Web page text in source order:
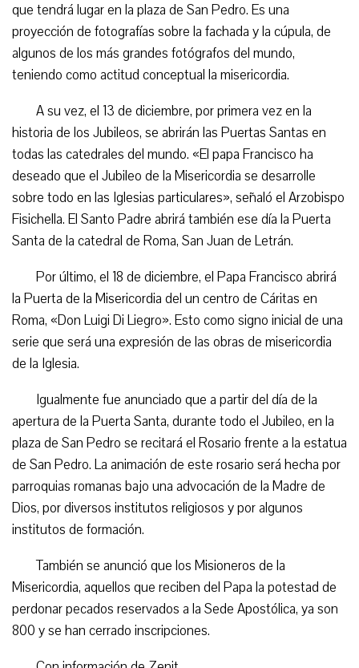
que tendrá lugar en la plaza de San Pedro. Es una
proyección de fotografías sobre la fachada y la cúpula, de
algunos de los más grandes fotógrafos del mundo,
teniendo como actitud conceptual la misericordia.
A su vez, el 13 de diciembre, por primera vez en la
historia de los Jubileos, se abrirán las Puertas Santas en
todas las catedrales del mundo. «El papa Francisco ha
deseado que el Jubileo de la Misericordia se desarrolle
sobre todo en las Iglesias particulares», señaló el Arzobispo
Fisichella. El Santo Padre abrirá también ese día la Puerta
Santa de la catedral de Roma, San Juan de Letrán.
Por último, el 18 de diciembre, el Papa Francisco abrirá
la Puerta de la Misericordia del un centro de Cáritas en
Roma, «Don Luigi Di Liegro». Esto como signo inicial de una
serie que será una expresión de las obras de misericordia
de la Iglesia.
Igualmente fue anunciado que a partir del día de la
apertura de la Puerta Santa, durante todo el Jubileo, en la
plaza de San Pedro se recitará el Rosario frente a la estatua
de San Pedro. La animación de este rosario será hecha por
parroquias romanas bajo una advocación de la Madre de
Dios, por diversos institutos religiosos y por algunos
institutos de formación.
También se anunció que los Misioneros de la
Misericordia, aquellos que reciben del Papa la potestad de
perdonar pecados reservados a la Sede Apostólica, ya son
800 y se han cerrado inscripciones.